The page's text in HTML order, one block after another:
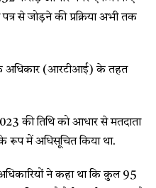
से जोड़ने की प्रक्रिया अभी तक
अधिकार (आरटीआई) के तहत
की तिथि को आधार से मतदाता
रूप में अधिसूचित किया था.
ने कहा था कि कुल 95